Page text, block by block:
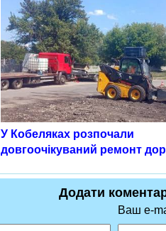
У Кобеляках розпочали
довгоочікуваний ремонт
Додати
Ваш e-